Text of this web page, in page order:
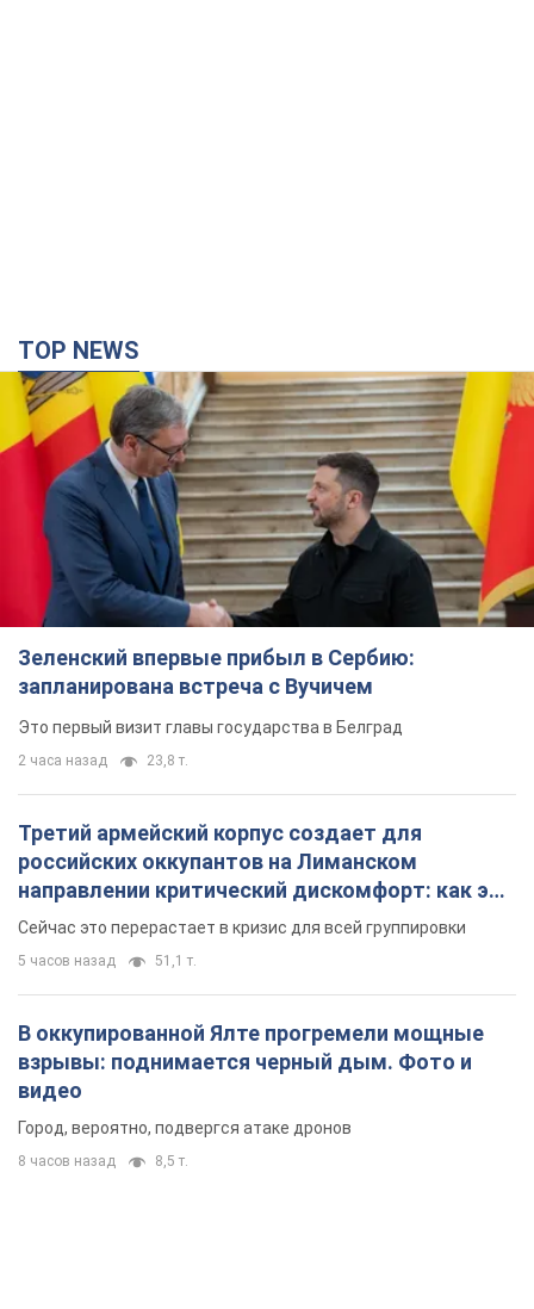
TOP NEWS
Зеленский впервые прибыл в Сербию:
запланирована встреча с Вучичем
Это первый визит главы государства в Белград
2 часа назад 23,8 т.
Третий армейский корпус создает для
российских оккупантов на Лиманском
направлении критический дискомфорт: как это
удалось
Сейчас это перерастает в кризис для всей группировки
5 часов назад 51,1 т.
В оккупированной Ялте прогремели мощные
взрывы: поднимается черный дым. Фото и
видео
Город, вероятно, подвергся атаке дронов
8 часов назад 8,5 т.